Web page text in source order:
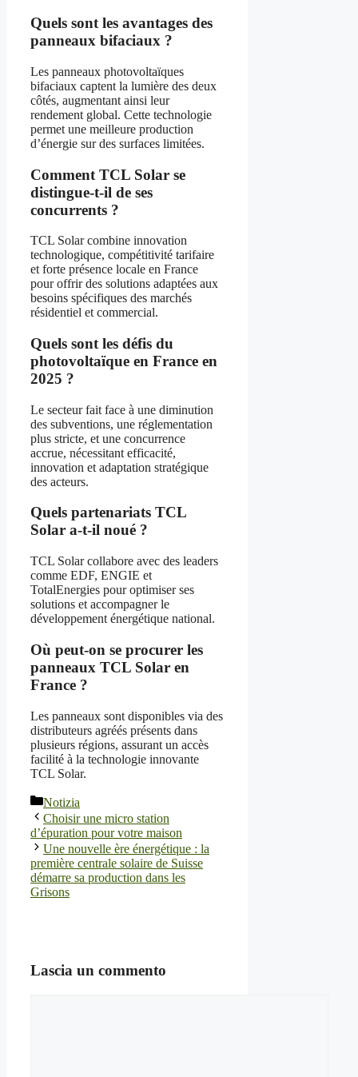
Quels sont les avantages des
panneaux bifaciaux ?
Les panneaux photovoltaïques
bifaciaux captent la lumière des deux
côtés, augmentant ainsi leur
rendement global. Cette technologie
permet une meilleure production
d’énergie sur des surfaces limitées.
Comment TCL Solar se
distingue-t-il de ses
concurrents ?
TCL Solar combine innovation
technologique, compétitivité tarifaire
et forte présence locale en France
pour offrir des solutions adaptées aux
besoins spécifiques des marchés
résidentiel et commercial.
Quels sont les défis du
photovoltaïque en France en
2025 ?
Le secteur fait face à une diminution
des subventions, une réglementation
plus stricte, et une concurrence
accrue, nécessitant efficacité,
innovation et adaptation stratégique
des acteurs.
Quels partenariats TCL
Solar a-t-il noué ?
TCL Solar collabore avec des leaders
comme EDF, ENGIE et
TotalEnergies pour optimiser ses
solutions et accompagner le
développement énergétique national.
Où peut-on se procurer les
panneaux TCL Solar en
France ?
Les panneaux sont disponibles via des
distributeurs agréés présents dans
plusieurs régions, assurant un accès
facilité à la technologie innovante
TCL Solar.
Categorie
Notizia
Choisir une micro station
d’épuration pour votre maison
Une nouvelle ère énergétique : la
première centrale solaire de Suisse
démarre sa production dans les
Grisons
Lascia un commento